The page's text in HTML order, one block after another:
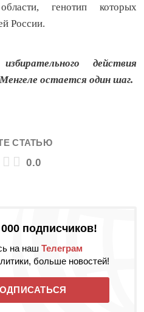
генотип которых
России.
действия
остается один шаг.
СТАТЬЮ
0.0
подписчиков!
на наш Телеграм
больше новостей!